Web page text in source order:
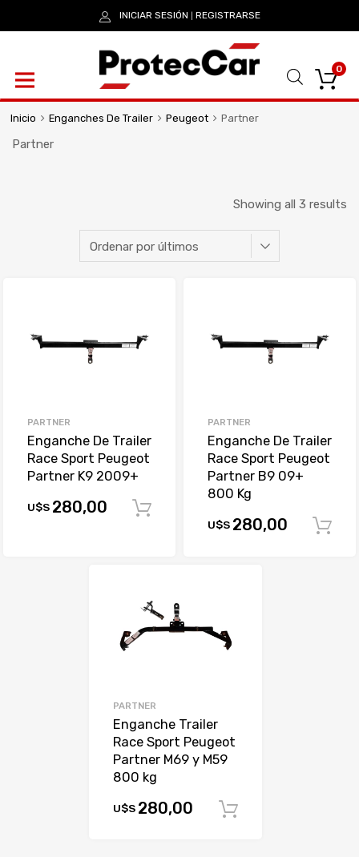
INICIAR SESIÓN REGISTRARSE
0
Inicio Enganches De Trailer Peugeot Partner
Partner
Showing all 3 results
PARTNER
Enganche De Trailer
Race Sport Peugeot
Partner K9 2009+
U$S 280,00
PARTNER
Enganche De Trailer
Race Sport Peugeot
Partner B9 09+
800 Kg
U$S 280,00
PARTNER
Enganche Trailer
Race Sport Peugeot
Partner M69 y M59
800 kg
U$S 280,00